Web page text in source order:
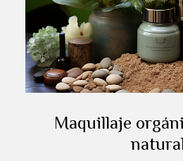
Maquillaje